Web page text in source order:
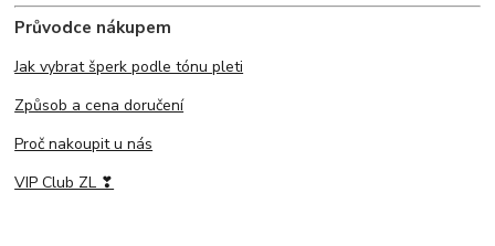
Průvodce nákupem
Jak vybrat šperk podle tónu pleti
Způsob a cena doručení
Proč nakoupit u nás
VIP Club ZL ❣